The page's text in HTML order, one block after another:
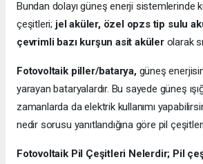
Bundan dolayı güneş enerji sistemlerinde
çeşitleri; jel aküler, özel opzs tip sulu
çevrimli bazı kurşun asit akülerolarak
Fotovoltaik piller/batarya,güneş
yarayan bataryalardır. Bu sayede güneş
zamanlarda da elektrik kullanımı
nedir sorusu yanıtlandığına göre pil
Fotovoltaik Pil Çeşitleri Nelerdir; Pil